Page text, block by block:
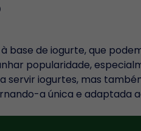
de iogurte, que
popularidade,
servir iogurtes, mas
a única e adaptada